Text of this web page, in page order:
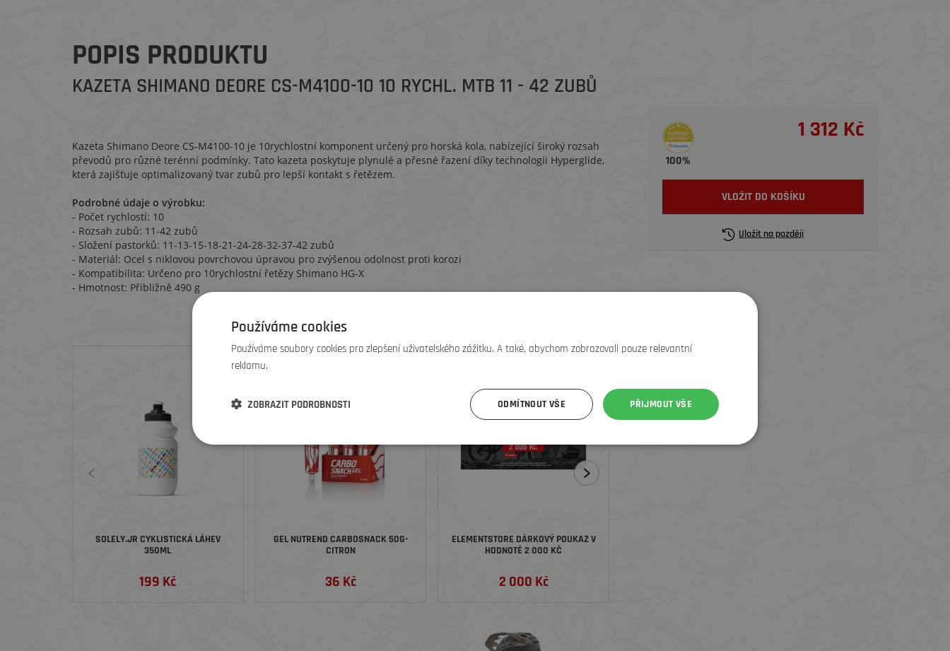
POPIS PRODUKTU
KAZETA SHIMANO DEORE CS-M4100-10 10 RYCHL. MTB 11 - 42 ZUBŮ
Kazeta Shimano Deore CS-M4100-10 je 10rychlostní komponent určený pro horská kola, nabízející široký rozsah
převodů pro různé terénní podmínky. Tato kazeta poskytuje plynulé a přesné řazení díky technologii Hyperglide,
která zajišťuje optimalizovaný tvar zubů pro lepší kontakt s řetězem.
Podrobné údaje o výrobku:
- Počet rychlostí: 10
- Rozsah zubů: 11-42 zubů
- Složení pastorků: 11-13-15-18-21-24-28-32-37-42 zubů
- Materiál: Ocel s niklovou povrchovou úpravou pro zvýšenou odolnost proti korozi
- Kompatibilita: Určeno pro 10rychlostní řetězy Shimano HG-X
- Hmotnost: Přibližně 490 g
Zákazníci také nakoupili
SOLELY.JR CYKLISTICKÁ LÁHEV
350ML
199 Kč
GEL NUTREND CARBOSNACK 50G-
CITRON
36 Kč
ELEMENTSTORE DÁRKOVÝ POUKAZ V
HODNOTĚ 2 000 KČ
2 000 Kč
100%
1 312 Kč
VLOŽIT DO KOŠÍKU
Uložit na později
Používáme cookies
Používáme soubory cookies pro zlepšení uživatelského zážitku. A také, abychom zobrazovali pouze relevantní
reklamu.
PŘIJMOUT VŠE
ODMÍTNOUT VŠE
ZOBRAZIT PODROBNOSTI